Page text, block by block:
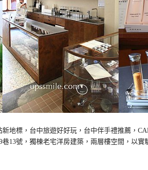
地標，台中旅遊好好玩，台中伴手禮推薦，
13號，獨棟老宅洋房建築，兩層樓空間，以實